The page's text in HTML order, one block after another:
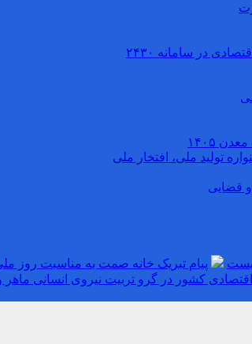
در سامانه ۲۴۳۰
۱۴۰۵
تولید ملی، افتخار ملی
قضایی
پیام تبریک خانه صمت به مناسبت روز
کشور در گرو تربیت نیروی انسانی ماهر